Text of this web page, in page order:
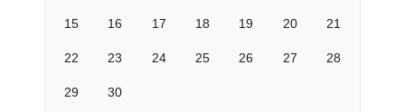
15 16 17 18 19 20 21
22 23 24 25 26 27 28
29 30